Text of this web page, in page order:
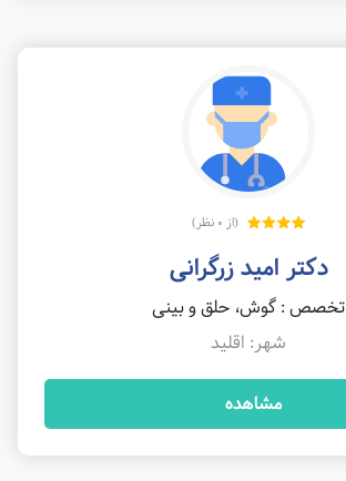
(از 0 نظر)
دکتر امید زرگرانی
تخصص : گوش، حلق و بینی
شهر: اقلید
مشاهده